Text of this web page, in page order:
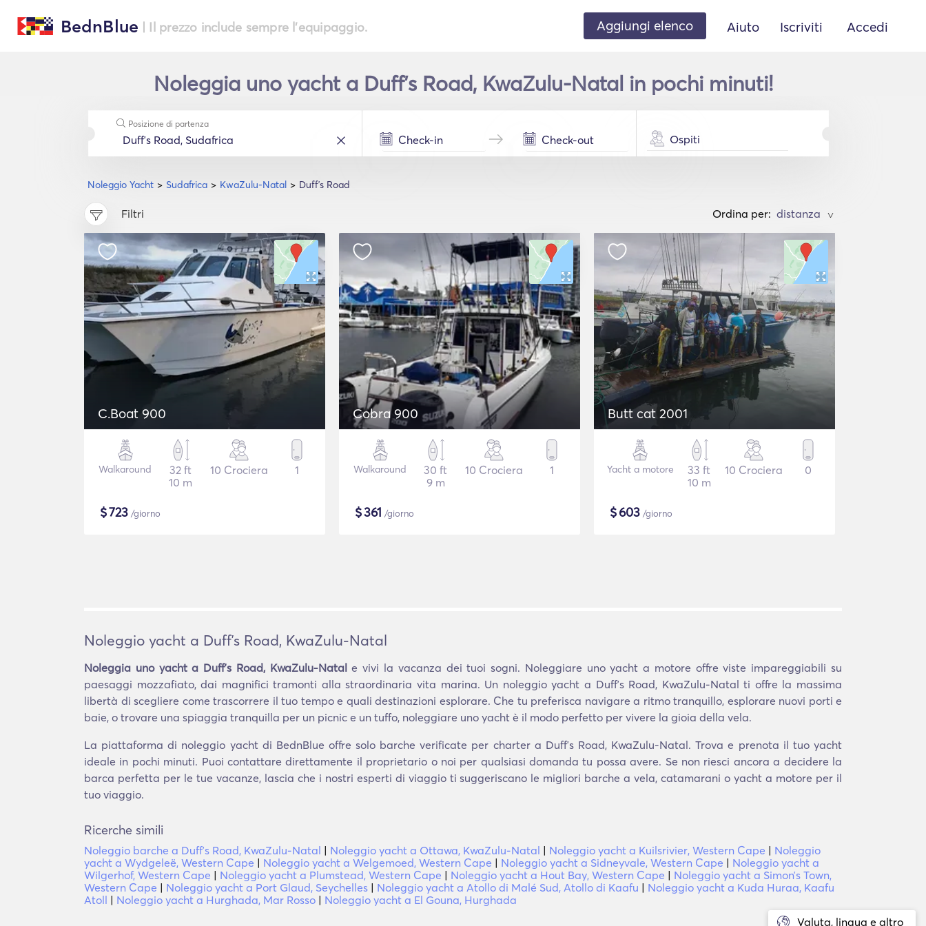
BednBlue | Il prezzo include sempre l'equipaggio. Aggiungi elenco Aiuto Iscriviti Accedi
Noleggia uno yacht a Duffʼs Road, KwaZulu-Natal in pochi minuti!
Noleggio Yacht Sudafrica KwaZulu-Natal Duffʼs Road
Posizione di partenza
Ospiti
Filtri Ordina per: >
C.Boat 900
Walkaround
32 ft
10 m
10 Crociera 1
$723 /giorno
Cobra 900
Walkaround
30 ft
9 m
10 Crociera 1
$361 /giorno
Butt cat 2001
Yacht a motore
33 ft
10 m
10 Crociera 0
$603 /giorno
Valuta, lingua e altro
Noleggio yacht a Duffʼs Road, KwaZulu-Natal
Noleggia uno yacht a Duffʼs Road, KwaZulu-Natal e vivi la vacanza dei tuoi sogni. Noleggiare uno yacht a motore offre viste impareggiabili su
paesaggi mozzafiato, dai magnifici tramonti alla straordinaria vita marina. Un noleggio yacht a Duffʼs Road, KwaZulu-Natal ti offre la massima
libertà di scegliere come trascorrere il tuo tempo e quali destinazioni esplorare. Che tu preferisca navigare a ritmo tranquillo, esplorare nuovi porti e
baie, o trovare una spiaggia tranquilla per un picnic e un tuffo, noleggiare uno yacht è il modo perfetto per vivere la gioia della vela.
La piattaforma di noleggio yacht di BednBlue offre solo barche verificate per charter a Duffʼs Road, KwaZulu-Natal. Trova e prenota il tuo yacht
ideale in pochi minuti. Puoi contattare direttamente il proprietario o noi per qualsiasi domanda tu possa avere. Se non riesci ancora a decidere la
barca perfetta per le tue vacanze, lascia che i nostri esperti di viaggio ti suggeriscano le migliori barche a vela, catamarani o yacht a motore per il
tuo viaggio.
Ricerche simili
Noleggio barche a Duffʼs Road, KwaZulu-Natal | Noleggio yacht a Ottawa, KwaZulu-Natal | Noleggio yacht a Kuilsrivier, Western Cape | Noleggio
yacht a Wydgeleë, Western Cape | Noleggio yacht a Welgemoed, Western Cape | Noleggio yacht a Sidneyvale, Western Cape | Noleggio yacht a
Wilgerhof, Western Cape | Noleggio yacht a Plumstead, Western Cape | Noleggio yacht a Hout Bay, Western Cape | Noleggio yacht a Simonʼs Town,
Western Cape | Noleggio yacht a Port Glaud, Seychelles | Noleggio yacht a Atollo di Malé Sud, Atollo di Kaafu | Noleggio yacht a Kuda Huraa, Kaafu
Atoll | Noleggio yacht a Hurghada, Mar Rosso | Noleggio yacht a El Gouna, Hurghada